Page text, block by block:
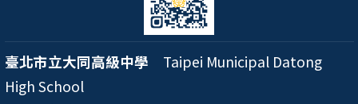
臺北市立大同高級中學 Taipei Municipal Datong
High School